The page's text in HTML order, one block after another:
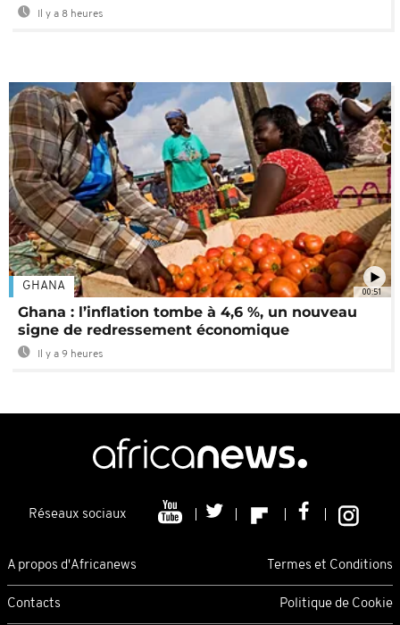
Il y a 8 heures
00:51
GHANA
Ghana : l’inflation tombe à 4,6 %, un nouveau
signe de redressement économique
Il y a 9 heures
Réseaux sociaux
A propos d'Africanews Termes et Conditions
Contacts Politique de Cookie